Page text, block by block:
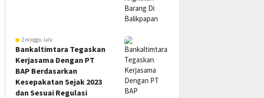
2 minggu lalu
Bankaltimtara Tegaskan
Kerjasama Dengan PT
BAP Berdasarkan
Kesepakatan Sejak 2023
dan Sesuai Regulasi